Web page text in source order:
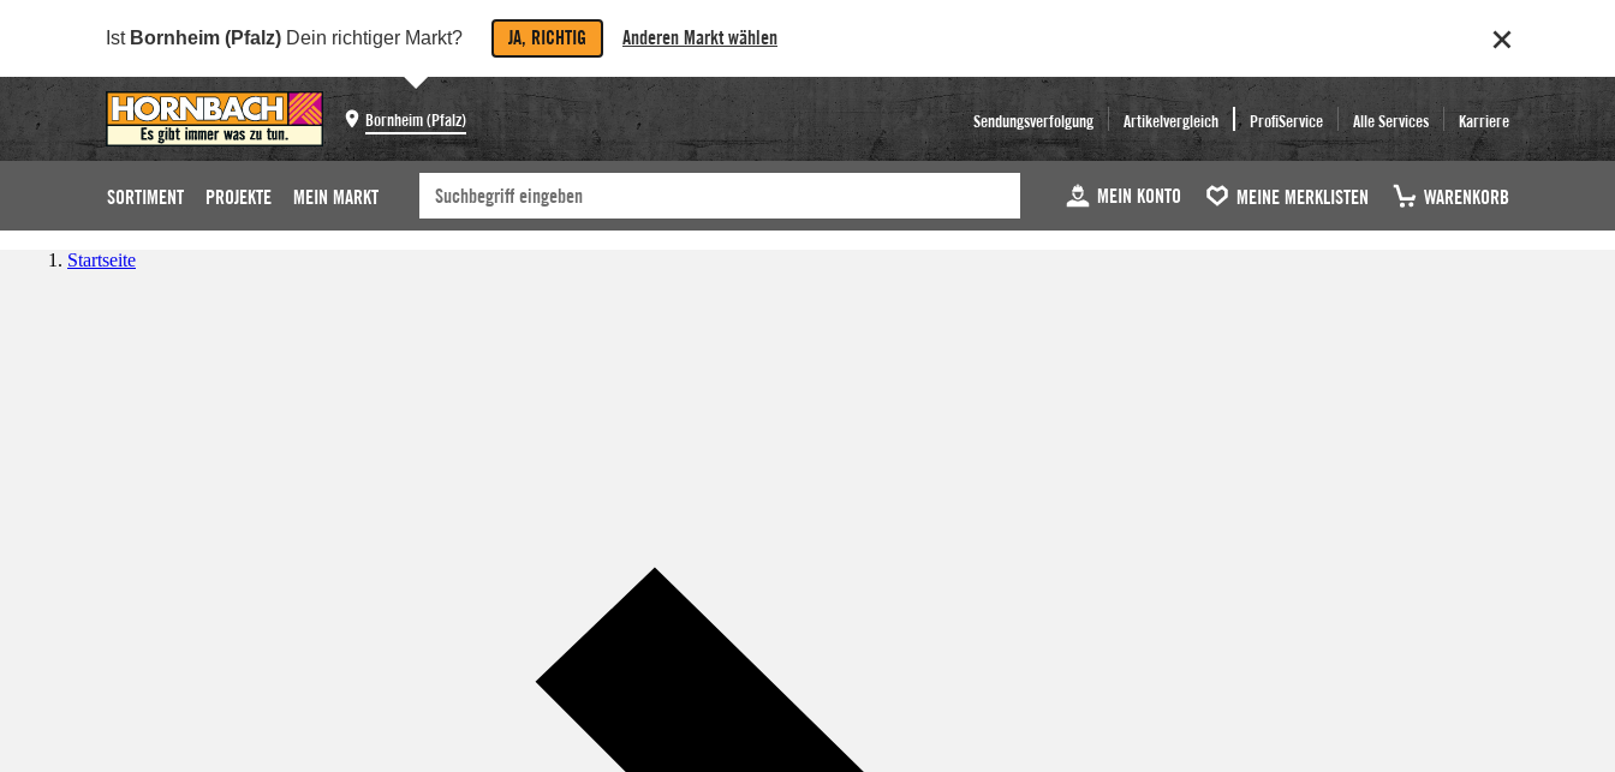
Ist Bornheim (Pfalz) Dein richtiger Markt? JA, RICHTIG Anderen Markt wählen
Bornheim (Pfalz) Sendungsverfolgung Artikelvergleich ProfiService Alle Services Karriere
SORTIMENT PROJEKTE MEIN MARKT MEIN KONTO MEINE MERKLISTEN WARENKORB
Startseite